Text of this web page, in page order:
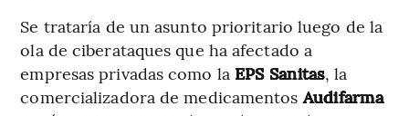
Se trataría de un asunto prioritario luego de la
ola de ciberataques que ha afectado a
empresas privadas como la EPS Sanitas, la
comercializadora de medicamentosAudifarma